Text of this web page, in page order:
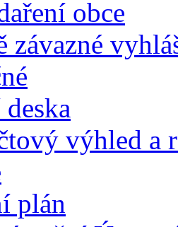
obce
závazné
výhled a
plán